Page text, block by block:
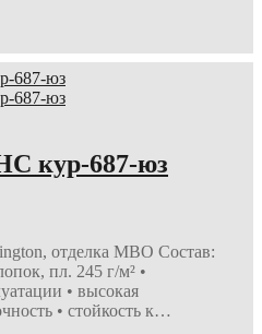
кур-687-юз
отделка МВО Состав:
пл. 245 г/м² •
• высокая
• стойкость к…